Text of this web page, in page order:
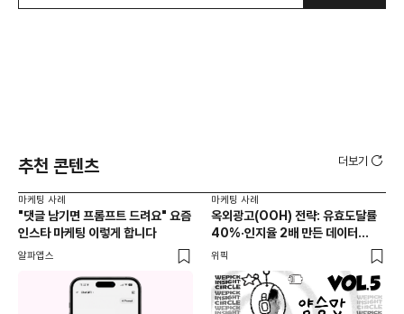
추천 콘텐츠 더보기
마케팅 사례
"댓글 남기면 프롬프트 드려요" 요즘
인스타 마케팅 이렇게 합니다
알파앱스
마케팅 사례
옥외광고(OOH) 전략: 유효도달률
40%·인지율 2배 만든 데이터
활용법 | 애드타입 양승만 이사
위픽